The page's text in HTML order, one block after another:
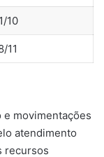
10
11
e movimentações
atendimento
recursos